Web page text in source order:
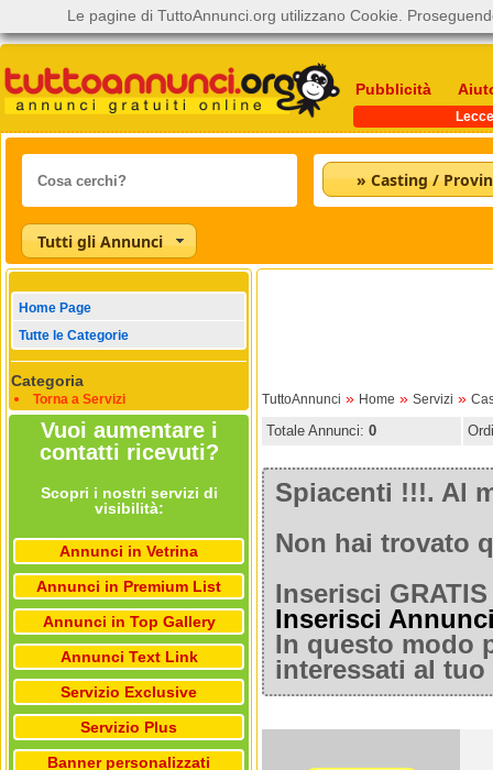
Pubblicità
Lecce
» Casting /
Tutti gli Annunci
Home Page
Tutte le Categorie
Categoria
Torna a Servizi
Vuoi aumentare i
contatti ricevuti?
Scopri i nostri servizi di
visibilità:
Annunci in Vetrina
Annunci in Premium List
Annunci in Top Gallery
Annunci Text Link
Servizio Exclusive
Servizio Plus
Banner personalizzati
TuttoAnnunci » Home » Servizi »
Totale Annunci: 0
Spiacenti !!!. Al
Non hai trovato
Inserisci
Inserisci
In questo modo
interessati al
Le pagine di TuttoAnnunci.org utilizzano Cookie.